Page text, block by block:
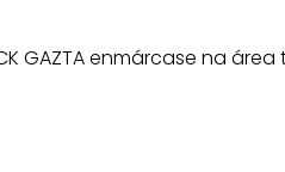
GAZTA enmárcase na